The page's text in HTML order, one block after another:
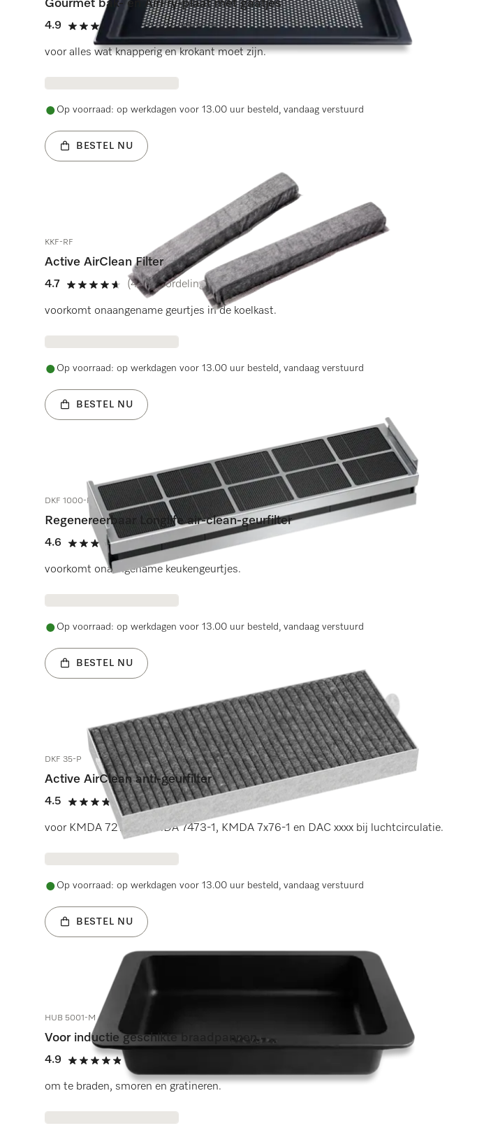
Gourmet bak- en AirFry-plaat met gaatjes
4.9
4.9 sterren van de 5
(339 beoordelingen)
voor alles wat knapperig en krokant moet zijn.
Op voorraad: op werkdagen voor 13.00 uur besteld, vandaag verstuurd
BESTEL NU
KKF-RF
Active AirClean Filter
4.7
4.7 sterren van de 5
(43 beoordelingen)
voorkomt onaangename geurtjes in de koelkast.
Op voorraad: op werkdagen voor 13.00 uur besteld, vandaag verstuurd
BESTEL NU
DKF 1000-R
Regenereerbaar Longlife air-clean-geurfilter
4.6
4.6 sterren van de 5
(18 beoordelingen)
voorkomt onaangename keukengeurtjes.
Op voorraad: op werkdagen voor 13.00 uur besteld, vandaag verstuurd
BESTEL NU
DKF 35-P
Active AirClean anti-geurfilter
4.5
4.5 sterren van de 5
(17 beoordelingen)
voor KMDA 7272-1, KMDA 7473-1, KMDA 7x76-1 en DAC xxxx bij luchtcirculatie.
Op voorraad: op werkdagen voor 13.00 uur besteld, vandaag verstuurd
BESTEL NU
HUB 5001-M
Voor inductie geschikte braadpannen
4.9
4.9 sterren van de 5
om te braden, smoren en gratineren.